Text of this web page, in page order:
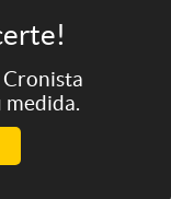
Cronista
medida.